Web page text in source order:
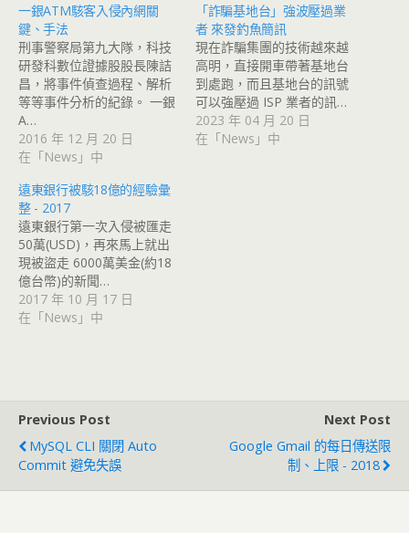
一銀ATM駭客入侵內網關
鍵、手法
刑事警察局第九大隊，科技
研發科數位證據股股長陳詰
昌，將事件偵查過程、解析
等等事件分析的紀錄。 一銀
A…
2016 年 12 月 20 日
在「News」中
「詐騙基地台」強波壓過業
者 來發釣魚簡訊
現在詐騙集團的技術越來越
高明，直接開車帶著基地台
到處跑，而且基地台的訊號
可以強壓過 ISP 業者的訊…
2023 年 04 月 20 日
在「News」中
遠東銀行被駭18億的經驗彙
整 - 2017
遠東銀行第一次入侵被匯走
50萬(USD)，再來馬上就出
現被盜走 6000萬美金(約18
億台幣)的新聞…
2017 年 10 月 17 日
在「News」中
Previous Post
MySQL CLI 關閉 Auto
Commit 避免失誤
Next Post
Google Gmail 的每日傳送限
制、上限 - 2018